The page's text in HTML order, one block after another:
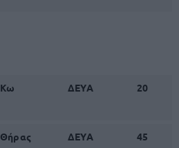
Κω ΔΕΥΑ 20
Θήρας ΔΕΥΑ 45